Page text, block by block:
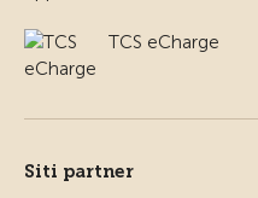
TCS eCharge
Siti partner